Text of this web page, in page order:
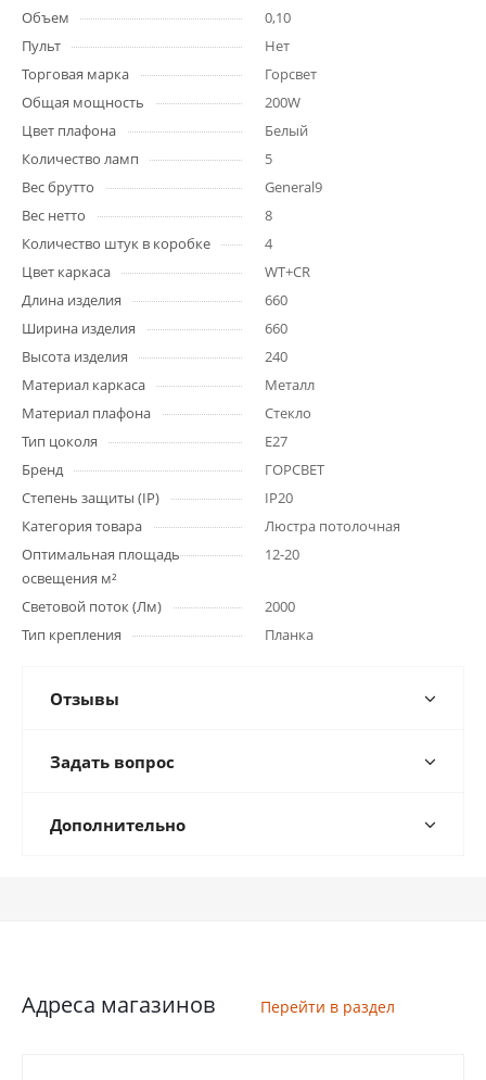
Объем
0,10
Пульт
Нет
Торговая марка
Горсвет
Общая мощность
200W
Цвет плафона
Белый
Количество ламп
5
Вес брутто
General9
Вес нетто
8
Количество штук в коробке
4
Цвет каркаса
WT+CR
Длина изделия
660
Ширина изделия
660
Высота изделия
240
Материал каркаса
Металл
Материал плафона
Стекло
Тип цоколя
E27
Бренд
ГОРСВЕТ
Степень защиты (IP)
IP20
Категория товара
Люстра потолочная
Оптимальная площадь
освещения м²
12-20
Световой поток (Лм)
2000
Тип крепления
Планка
Отзывы
Задать вопрос
Дополнительно
Адреса магазинов Перейти в раздел